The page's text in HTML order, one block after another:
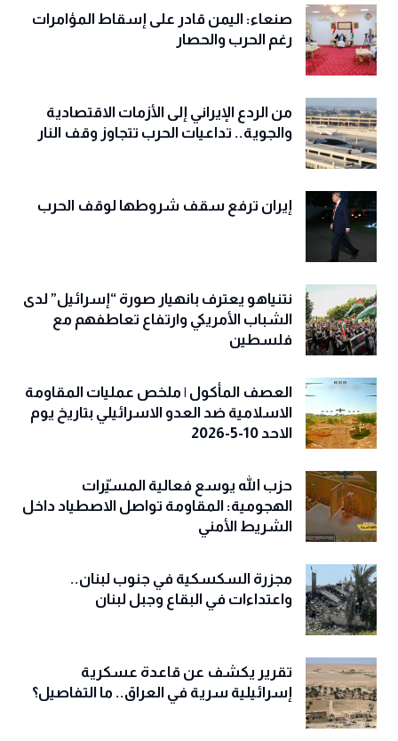
صنعاء: اليمن قادر على إسقاط المؤامرات
رغم الحرب والحصار
من الردع الإيراني إلى الأزمات الاقتصادية
والجوية.. تداعيات الحرب تتجاوز وقف النار
إيران ترفع سقف شروطها لوقف الحرب
نتنياهو يعترف بانهيار صورة “إسرائيل” لدى
الشباب الأمريكي وارتفاع تعاطفهم مع
فلسطين
العصف المأكول | ملخص عمليات المقاومة
الاسلامية ضد العدو الاسرائيلي بتاريخ يوم
الاحد 10-5-2026
حزب الله يوسع فعالية المسيّرات
الهجومية: المقاومة تواصل الاصطياد داخل
الشريط الأمني
مجزرة السكسكية في جنوب لبنان..
واعتداءات في البقاع وجبل لبنان
تقرير يكشف عن قاعدة عسكرية
إسرائيلية سرية في العراق.. ما التفاصيل؟